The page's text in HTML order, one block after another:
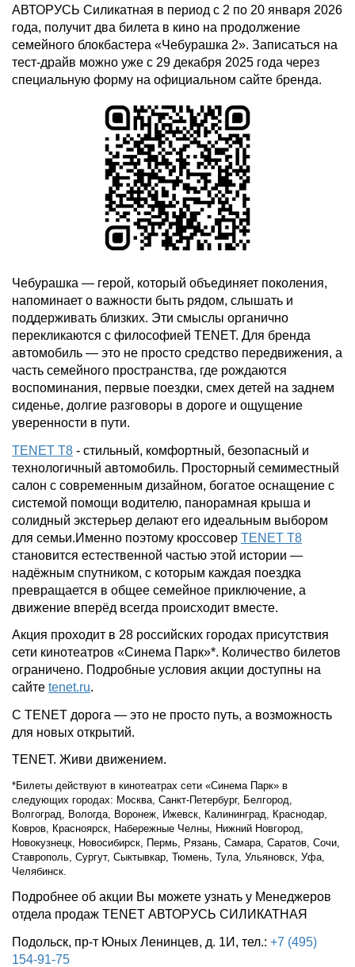
АВТОРУСЬ Силикатная в период с 2 по 20 января 2026
года, получит два билета в кино на продолжение
семейного блокбастера «Чебурашка 2». Записаться на
тест-драйв можно уже с 29 декабря 2025 года через
специальную форму на официальном сайте бренда.
Чебурашка — герой, который объединяет поколения,
напоминает о важности быть рядом, слышать и
поддерживать близких. Эти смыслы органично
перекликаются с философией TENET. Для бренда
автомобиль — это не просто средство передвижения, а
часть семейного пространства, где рождаются
воспоминания, первые поездки, смех детей на заднем
сиденье, долгие разговоры в дороге и ощущение
уверенности в пути.
TENET T8 - стильный, комфортный, безопасный и
технологичный автомобиль. Просторный семиместный
салон с современным дизайном, богатое оснащение с
системой помощи водителю, панорамная крыша и
солидный экстерьер делают его идеальным выбором
для семьи.Именно поэтому кроссовер TENET T8
становится естественной частью этой истории —
надёжным спутником, с которым каждая поездка
превращается в общее семейное приключение, а
движение вперёд всегда происходит вместе.
Акция проходит в 28 российских городах присутствия
сети кинотеатров «Синема Парк»*. Количество билетов
ограничено. Подробные условия акции доступны на
сайте tenet.ru.
С TENET дорога — это не просто путь, а возможность
для новых открытий.
TENET. Живи движением.
*Билеты действуют в кинотеатрах сети «Синема Парк» в
следующих городах: Москва, Санкт-Петербург, Белгород,
Волгоград, Вологда, Воронеж, Ижевск, Калининград, Краснодар,
Ковров, Красноярск, Набережные Челны, Нижний Новгород,
Новокузнецк, Новосибирск, Пермь, Рязань, Самара, Саратов, Сочи,
Ставрополь, Сургут, Сыктывкар, Тюмень, Тула, Ульяновск, Уфа,
Челябинск.
Подробнее об акции Вы можете узнать у Менеджеров
отдела продаж TENET АВТОРУСЬ СИЛИКАТНАЯ
Подольск, пр-т Юных Ленинцев, д. 1И, тел.: +7 (495)
154-91-75